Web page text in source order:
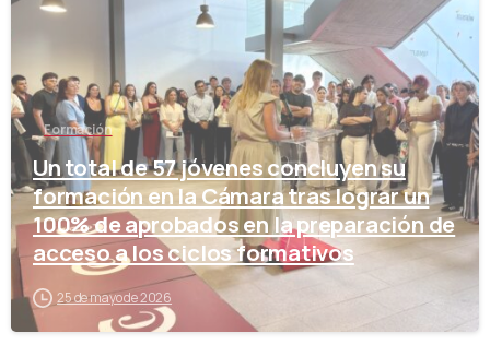
Formación
Un total de 57 jóvenes concluyen su
formación en la Cámara tras lograr un
100% de aprobados en la preparación de
acceso a los ciclos formativos
25 de mayo de 2026